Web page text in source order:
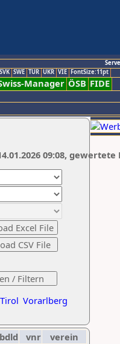
SVK SWE TUR UKR VIE FontSize:11pt
Manager ÖSB FIDE
Tirol Vorarlberg
09:08,
bdld vnr verein